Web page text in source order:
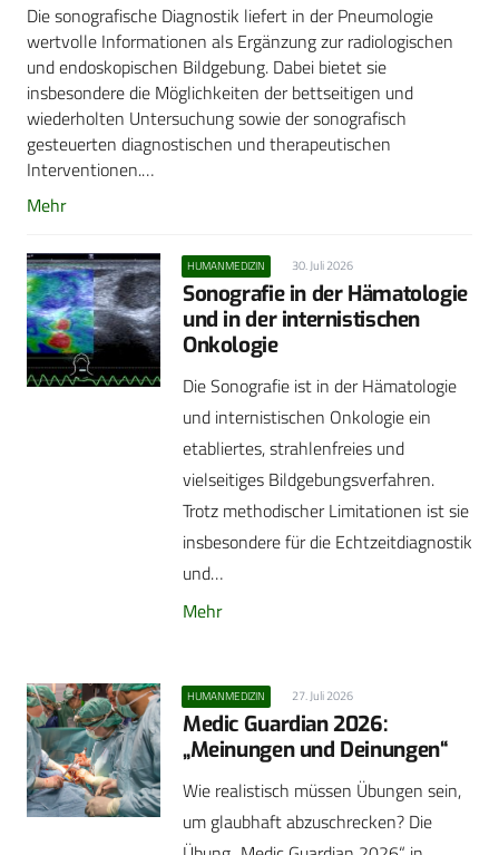
Die sonografische Diagnostik liefert in der Pneumologie
wertvolle Informationen als Ergänzung zur radiologischen
und endoskopischen Bildgebung. Dabei bietet sie
insbesondere die Möglichkeiten der bettseitigen und
wiederholten Untersuchung sowie der sonografisch
gesteuerten diagnostischen und therapeutischen
Interventionen.…
Mehr
HUMANMEDIZIN 30. Juli 2026
Sonografie in der Hämatologie
und in der internistischen
Onkologie
Die Sonografie ist in der Hämatologie
und internistischen Onkologie ein
etabliertes, strahlenfreies und
vielseitiges Bildgebungsverfahren.
Trotz methodischer Limitationen ist sie
insbesondere für die Echtzeitdiagnostik
und…
Mehr
HUMANMEDIZIN 27. Juli 2026
Medic Guardian 2026:
„Meinungen und Deinungen“
Wie realistisch müssen Übungen sein,
um glaubhaft abzuschrecken? Die